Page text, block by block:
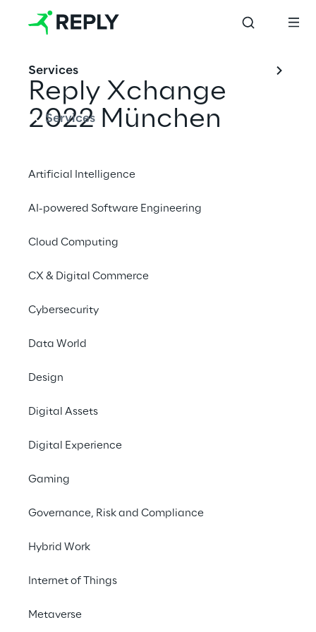
Services
Services
Artificial Intelligence
AI-powered Software Engineering
Cloud Computing
CX & Digital Commerce
Cybersecurity
Data World
Design
Digital Assets
Digital Experience
Gaming
Governance, Risk and Compliance
Hybrid Work
Internet of Things
Metaverse
Reply Xchange
2022 München
Wir freuen uns darauf, uns 2022 wieder
atemberaubenden BMW Welt in München,
Uhr.
Reply Xchange kehrt
wieder live und
Nehmen Sie an der Reply Xchange 2022 teil
Kreativität mit uns. Nutzen Sie Ihre Chance,